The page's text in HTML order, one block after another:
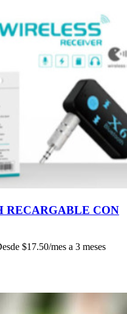
RECARGABLE CON
$17.50/mes a 3 meses